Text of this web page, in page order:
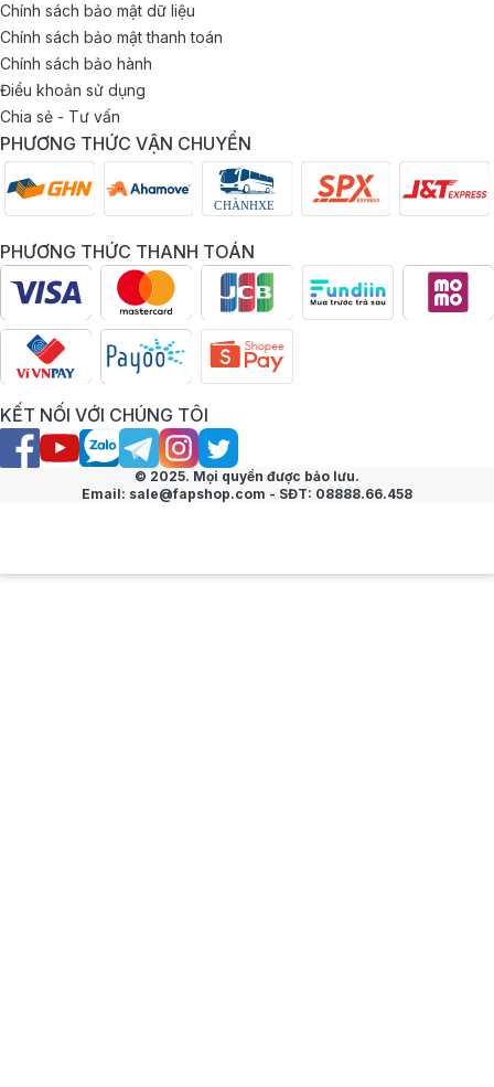
Chính sách bảo mật dữ liệu
Chính sách bảo mật thanh toán
Chính sách bảo hành
Điều khoản sử dụng
Chia sẻ - Tư vấn
PHƯƠNG THỨC VẬN CHUYỂN
PHƯƠNG THỨC THANH TOÁN
KẾT NỐI VỚI CHÚNG TÔI
© 2025. Mọi quyền được bảo lưu.
Email: sale@fapshop.com - SĐT: 08888.66.458